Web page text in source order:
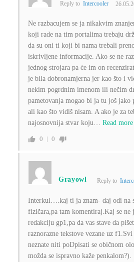
Reply to Intercooler
Ne razbacujem se ja nikakvim
koji rade na tim portalima trebaju
da su oni ti koji bi nama trebali
iskrivljene informacije. Ako se ne
jednog strojara pa će im on
je bila dobronamjerna jer kao što i
nekim pogrdnim imenom ili nečim
pametovanja mogao bi ja tu još jako
ali kao što vidiš nisam. A ako je za
najosnovnija stvar koju… Read
0 0
Grayowl Reply to
Interkul….kaj ti ja znam- daj odi na
fizičara,pa tam komentiraj.Kaj se
redakciju gp1,pa da vas stave da
raznorazne tekstove vezane uz
neznate niti poDpisati se običnom
možda se ispravno kaže penkalom?).